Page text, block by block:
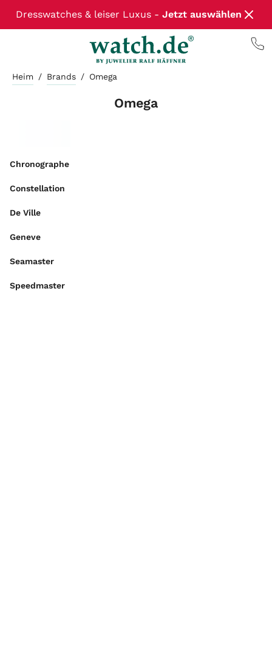
Dresswatches & leiser Luxus - Jetzt auswählen
Heim / Brands / Omega
Omega
Chronographe
Constellation
De Ville
Geneve
Seamaster
Speedmaster